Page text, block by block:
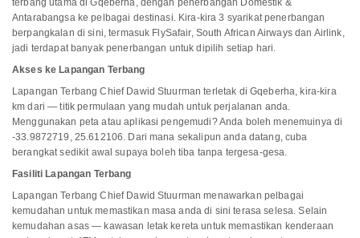
terbang utama di Gqeberha, dengan penerbangan Domestik &
Antarabangsa ke pelbagai destinasi. Kira-kira 3 syarikat penerbangan
berpangkalan di sini, termasuk FlySafair, South African Airways dan Airlink,
jadi terdapat banyak penerbangan untuk dipilih setiap hari.
Akses ke Lapangan Terbang
Lapangan Terbang Chief Dawid Stuurman terletak di Gqeberha, kira-kira
km dari — titik permulaan yang mudah untuk perjalanan anda.
Menggunakan peta atau aplikasi pengemudi? Anda boleh menemuinya di
-33.9872719, 25.612106. Dari mana sekalipun anda datang, cuba
berangkat sedikit awal supaya boleh tiba tanpa tergesa-gesa.
Fasiliti Lapangan Terbang
Lapangan Terbang Chief Dawid Stuurman menawarkan pelbagai
kemudahan untuk memastikan masa anda di sini terasa selesa. Selain
kemudahan asas — kawasan letak kereta untuk memastikan kenderaan